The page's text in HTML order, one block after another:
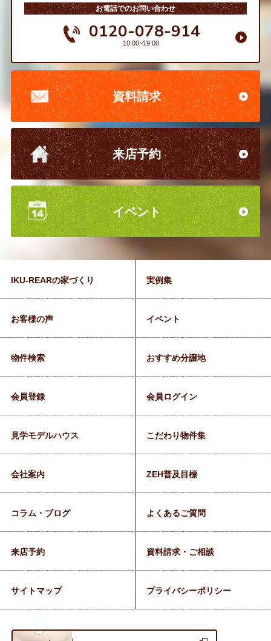
お電話でのお問い合わせ
0120-078-914
10:00~19:00
資料請求
来店予約
イベント
IKU-REARの家づくり 実例集
お客様の声 イベント
物件検索 おすすめ分譲地
会員登録 会員ログイン
見学モデルハウス こだわり物件集
会社案内 ZEH普及目標
コラム・ブログ よくあるご質問
来店予約 資料請求・ご相談
サイトマップ プライバシーポリシー